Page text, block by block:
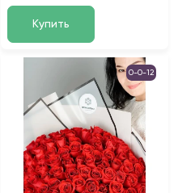
Купить
0-0-12